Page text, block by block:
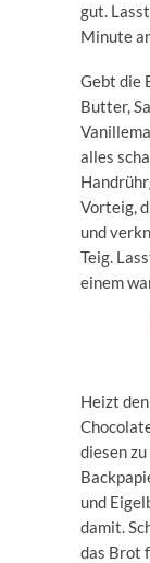
gut.
Minute
Gebt die
Butter,
alles
Vorteig,
und
Teig.
einem
Heizt
diesen
und
damit.
das Brot